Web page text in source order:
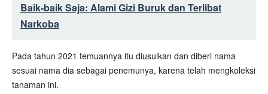
Baik-baik Saja: Alami Gizi Buruk dan Terlibat
Narkoba
Pada tahun 2021 temuannya itu diusulkan dan diberi nama
sesuai nama dia sebagai penemunya, karena telah mengkoleksi
tanaman ini.